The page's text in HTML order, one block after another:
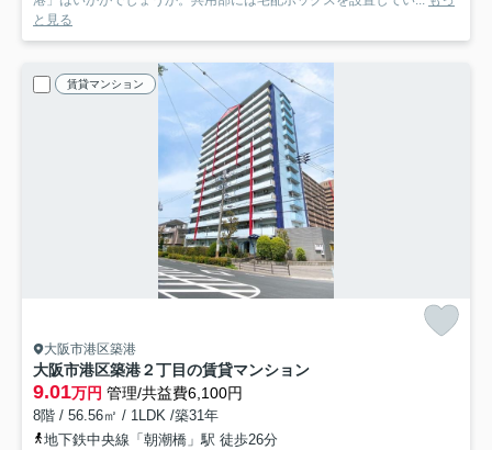
と見る
賃貸マンション
大阪市港区築港
大阪市港区築港２丁目の賃貸マンション
9.01万円 管理/共益費6,100円
8階 / 56.56㎡ / 1LDK /築31年
地下鉄中央線「朝潮橋」駅 徒歩26分